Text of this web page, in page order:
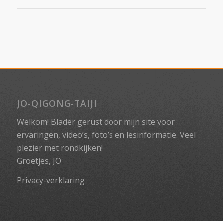
JO-QIGONG-TAIJI
Welkom! Blader gerust door mijn site voor
ervaringen, video’s, foto’s en lesinformatie. Veel
plezier met rondkijken!
Groetjes, JO
Privacy-verklaring